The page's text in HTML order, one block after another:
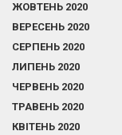
ЖОВТЕНЬ 2020
ВЕРЕСЕНЬ 2020
СЕРПЕНЬ 2020
ЛИПЕНЬ 2020
ЧЕРВЕНЬ 2020
ТРАВЕНЬ 2020
КВІТЕНЬ 2020